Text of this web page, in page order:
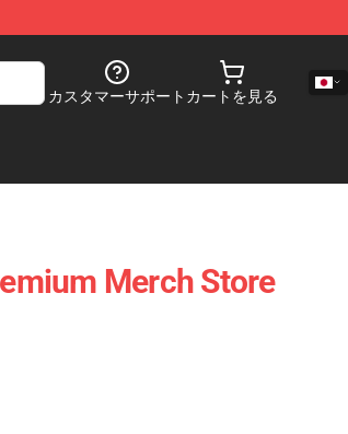
カスタマーサポート カートを見る
Merch Store